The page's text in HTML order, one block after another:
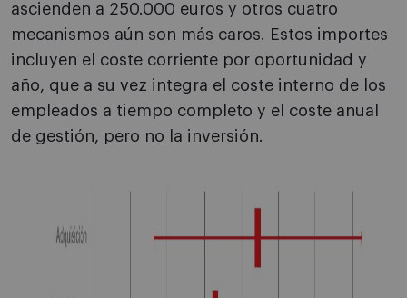
ascienden a 250.000 euros y otros cuatro
mecanismos aún son más caros. Estos importes
incluyen el coste corriente por oportunidad y
año, que a su vez integra el coste interno de los
empleados a tiempo completo y el coste anual
de gestión, pero no la inversión.